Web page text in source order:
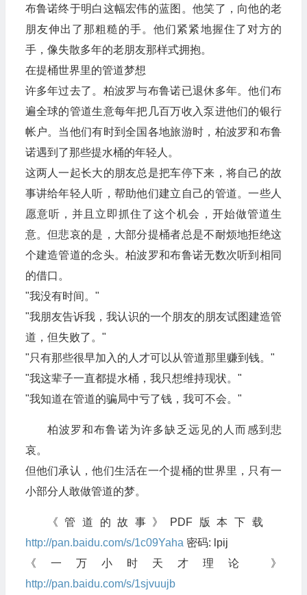
布鲁诺终于明白这幅宏伟的蓝图。他笑了，向他的老
朋友伸出了那粗糙的手。他们紧紧地握住了对方的
手，像失散多年的老朋友那样式拥抱。
在提桶世界里的管道梦想
许多年过去了。柏波罗与布鲁诺已退休多年。他们布
遍全球的管道生意每年把几百万收入泵进他们的银行
帐户。当他们有时到全国各地旅游时，柏波罗和布鲁
诺遇到了那些提水桶的年轻人。
这两人一起长大的朋友总是把车停下来，将自己的故
事讲给年轻人听，帮助他们建立自己的管道。一些人
愿意听，并且立即抓住了这个机会，开始做管道生
意。但悲哀的是，大部分提桶者总是不耐烦地拒绝这
个建造管道的念头。柏波罗和布鲁诺无数次听到相同
的借口。
"我没有时间。"
"我朋友告诉我，我认识的一个朋友的朋友试图建造管
道，但失败了。"
"只有那些很早加入的人才可以从管道那里赚到钱。"
"我这辈子一直都提水桶，我只想维持现状。"
"我知道在管道的骗局中亏了钱，我可不会。"
柏波罗和布鲁诺为许多缺乏远见的人而感到悲
哀。
但他们承认，他们生活在一个提桶的世界里，只有一
小部分人敢做管道的梦。
《管道的故事》PDF版本下载
http://pan.baidu.com/s/1c09Yaha 密码: lpij
《一万小时天才理论 》
http://pan.baidu.com/s/1sjvuujb